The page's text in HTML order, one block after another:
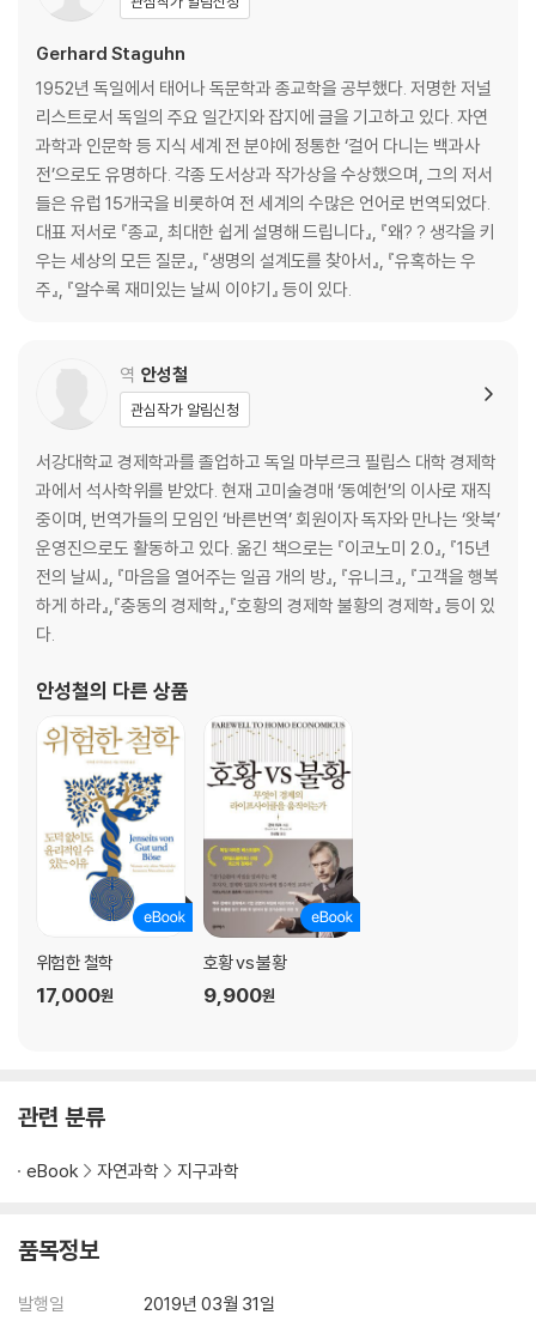
지구의 에너지 저장 탱크, 물 Ⅰ 두 얼굴을 한 해변의 바람 풍경
[Q&A] 바다는 우리나라 날씨에 어떤 영향을 미칠까?
Chapter 6. 날씨를 바꾸는 산맥과 계곡
[Q&A] 산맥은 우리나라 날씨에 어떤 영향을 미칠까?
Chapter 7. 바람의 길을 만드는 고기압과 저기압
기압과 지구의 자전이 만드는 공기의 흐름Ⅰ 저기압 중심과 고기압 중심
[Q&A]기압은 날씨에 어떤 영향을 미칠까?
Chapter 8. 따듯하고 찬 공기의 힘겨루기
날씨 전선에서는 무슨 일이 벌어질까?Ⅰ 저기압과 고기압의 공생
[Q&A] 한반도를 쥐락펴락하는 전선과 기단은 무엇일까?
Chapter 10. 비와 구름 이야기
공기도 물을 마신다 Ⅰ 구름은 어떻게 생겨날까? Ⅰ 과학의 눈으로 들여다본
구름과 안개 Ⅰ 신비한 구름의 속살
Chapter 11. 날씨를 변덕쟁이로 만드는 뇌우
천둥 번개를 몰고 다니는 비Ⅰ 번개를 피하는 방법
· 이것만은 기억하자! 날씨를 이해하는 핵심 단서들
2부 _ 기후변화와 지구의 미래
나비의 날갯짓이 돌풍을 일으킨다Ⅰ 혼돈 속에도 질서가 있다Ⅰ 몸속에 있는
Chapter 13. 지구 날씨의 리듬, 기후대
기후대를 나누는 기준은 무엇일까?Ⅰ 다양한 사례로 살펴보는 기후대
Chapter 14. 기후변화와 지구의 눈물
우주의 영향과 지구의 기후변화 Ⅰ 거대한 한증막, 온실기후 시대Ⅰ 빙하기와
인류의 탄생Ⅰ 기후변화 어디까지 왔나?Ⅰ 북극의 눈물Ⅰ 남극 빙하와 바다가
보내는 경고Ⅰ 늘어나는 이산화탄소, 줄어드는 원시림Ⅰ 눈에 띄지 않는 생태
계의 변화들
Chapter 15. 지구 기후의 미래
지구의 불확실한 미래Ⅰ 온도 변화가 낳을 우리의 미래Ⅰ 홍합과 굴이 북쪽으
로 이사 가는 이유Ⅰ 무엇을 해야 하는가?
Gerhard Staguhn
1952년 독일에서 태어나 독문학과 종교학을 공부했다. 저명한 저널
리스트로서 독일의 주요 일간지와 잡지에 글을 기고하고 있다. 자연
과학과 인문학 등 지식 세계 전 분야에 정통한 ‘걸어 다니는 백과사
전’으로도 유명하다. 각종 도서상과 작가상을 수상했으며, 그의 저서
들은 유럽 15개국을 비롯하여 전 세계의 수많은 언어로 번역되었다.
대표 저서로 『종교, 최대한 쉽게 설명해 드립니다』, 『왜? ? 생각을 키
우는 세상의 모든 질문』, 『생명의 설계도를 찾아서』, 『유혹하는 우
주』, 『알수록 재미있는 날씨 이야기』 등이 있다.
역 안성철
관심작가 알림신청
서강대학교 경제학과를 졸업하고 독일 마부르크 필립스 대학 경제학
과에서 석사학위를 받았다. 현재 고미술경매 ‘동예헌’의 이사로 재직
중이며, 번역가들의 모임인 ‘바른번역’ 회원이자 독자와 만나는 ‘왓북’
운영진으로도 활동하고 있다. 옮긴 책으로는 『이코노미 2.0』, 『15년
전의 날씨』, 『마음을 열어주는 일곱 개의 방』, 『유니크』, 『고객을 행복
하게 하라』,『충동의 경제학』,『호황의 경제학 불황의 경제학』 등이 있
다.
안성철의 다른 상품
위험한 철학
17,000원
호황 vs 불황
9,900원
관련 분류
eBook 자연과학 지구과학
품목정보
발행일
2019년 03월 31일